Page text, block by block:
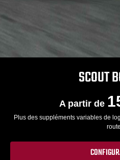
SCOUT
A partir de
Plus des suppléments variables de